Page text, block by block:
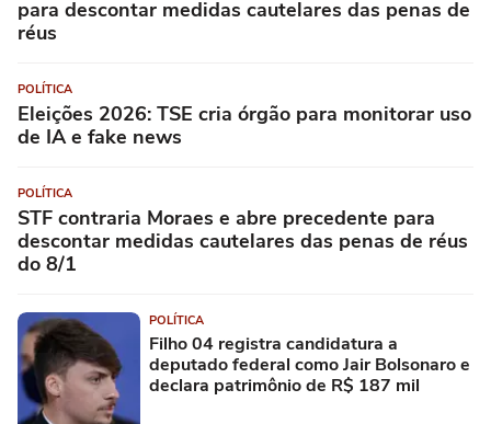
para descontar medidas cautelares das penas de
réus
POLÍTICA
Eleições 2026: TSE cria órgão para monitorar uso
de IA e fake news
POLÍTICA
STF contraria Moraes e abre precedente para
descontar medidas cautelares das penas de réus
do 8/1
POLÍTICA
Filho 04 registra candidatura a
deputado federal como Jair Bolsonaro e
declara patrimônio de R$ 187 mil